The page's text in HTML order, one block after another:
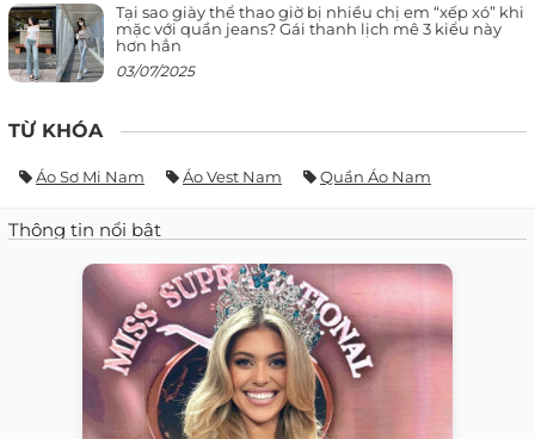
Tại sao giày thể thao giờ bị nhiều chị em “xếp xó” khi
mặc với quần jeans? Gái thanh lịch mê 3 kiểu này
hơn hẳn
03/07/2025
TỪ KHÓA
Áo Sơ Mi Nam Áo Vest Nam Quần Áo Nam
Thông tin nổi bật